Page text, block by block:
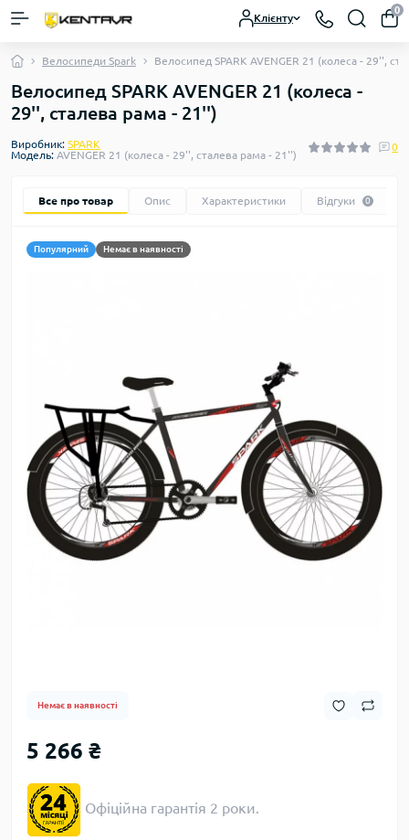
Клієнту
0
Велосипеди Spark Велосипед SPARK AVENGER 21 (колеса - 29'',
Велосипед SPARK AVENGER 21 (колеса -
29'', сталева рама - 21'')
Виробник: SPARK
Модель: AVENGER 21 (колеса - 29'', сталева рама - 21'')
0
Все про товар Опис Характеристики Відгуки 0
Популярний Немає в наявності
Немає в наявності
5 266 ₴
Офіційна гарантія 2 роки.